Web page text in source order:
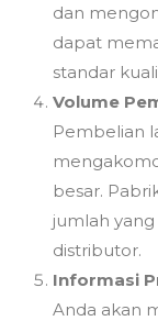
dan
dapat
standar
Volume
Pembelian
besar.
jumlah
distributor.
Informasi
Anda akan